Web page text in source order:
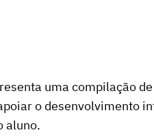
uma compilação
o desenvolvimento
aluno.